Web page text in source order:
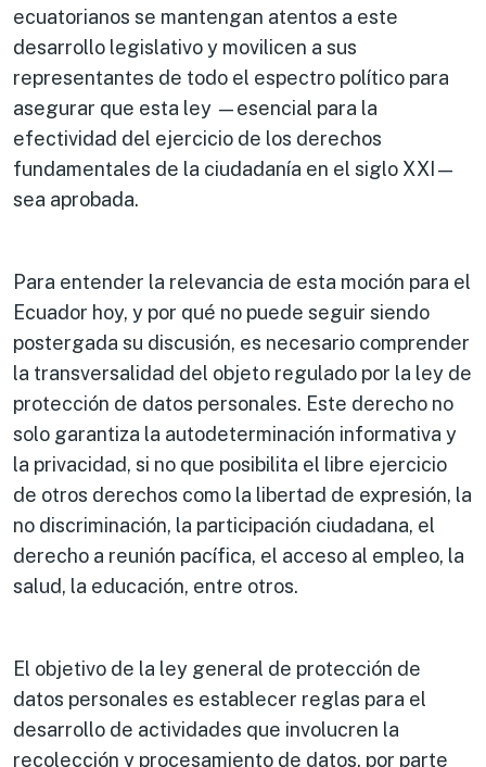
ecuatorianos se mantengan atentos a este
desarrollo legislativo y movilicen a sus
representantes de todo el espectro político para
asegurar que esta ley —esencial para la
efectividad del ejercicio de los derechos
fundamentales de la ciudadanía en el siglo XXI—
sea aprobada.
Para entender la relevancia de esta moción para el
Ecuador hoy, y por qué no puede seguir siendo
postergada su discusión, es necesario comprender
la transversalidad del objeto regulado por la ley de
protección de datos personales. Este derecho no
solo garantiza la autodeterminación informativa y
la privacidad, si no que posibilita el libre ejercicio
de otros derechos como la libertad de expresión, la
no discriminación, la participación ciudadana, el
derecho a reunión pacífica, el acceso al empleo, la
salud, la educación, entre otros.
El objetivo de la ley general de protección de
datos personales es establecer reglas para el
desarrollo de actividades que involucren la
recolección y procesamiento de datos, por parte